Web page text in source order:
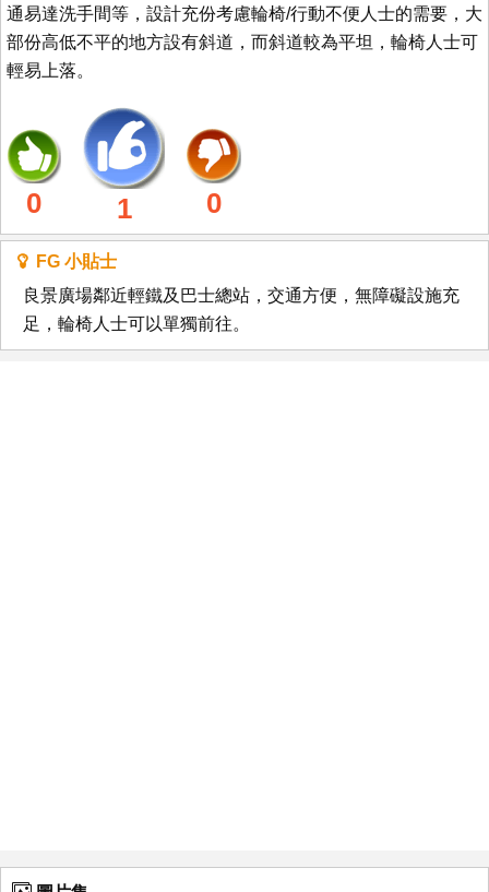
通易達洗手間等，設計充份考慮輪椅/行動不便人士的需要，大
部份高低不平的地方設有斜道，而斜道較為平坦，輪椅人士可
輕易上落。
0 1 0
FG 小貼士
良景廣場鄰近輕鐵及巴士總站，交通方便，無障礙設施充
足，輪椅人士可以單獨前往。